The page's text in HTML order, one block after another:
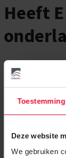
Toestemming
Deze website
We gebruiken
Heeft
Er is vaak de
heeft u het
Wat is een
Een onderlaag bij
Het